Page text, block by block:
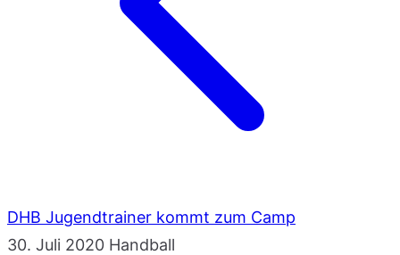
DHB Jugendtrainer kommt zum Camp
30. Juli 2020 Handball